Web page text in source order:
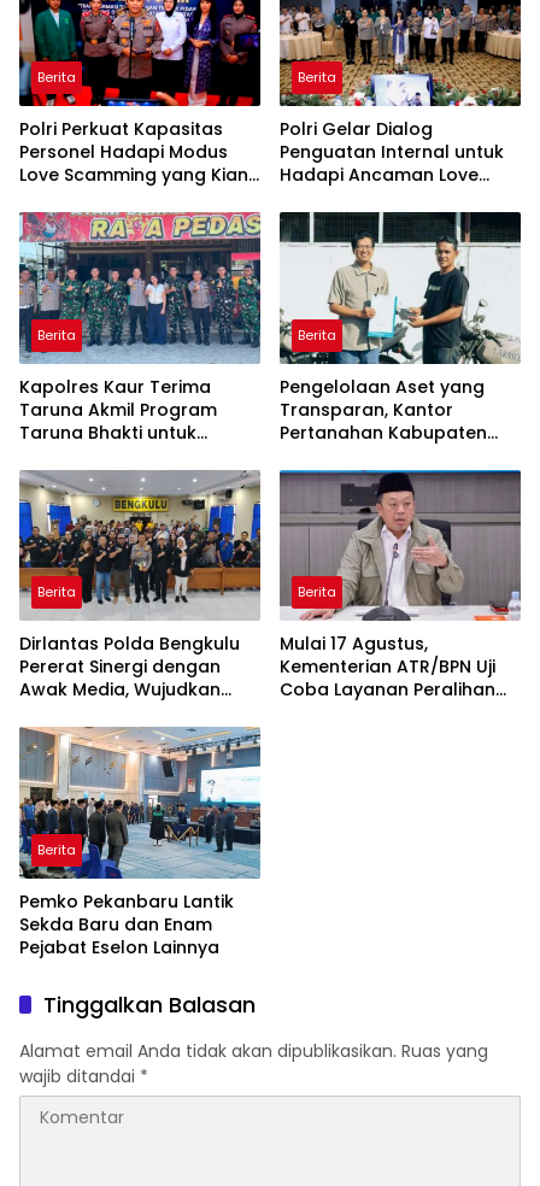
Berita
Polri Perkuat Kapasitas
Personel Hadapi Modus
Love Scamming yang Kian
Berita
Polri Gelar Dialog
Penguatan Internal untuk
Hadapi Ancaman Love
Berita
Kapolres Kaur Terima
Taruna Akmil Program
Taruna Bhakti untuk
Rakyat Kabupaten Kaur
Berita
Pengelolaan Aset yang
Transparan, Kantor
Pertanahan Kabupaten
kepada Pemenang Lelang
Berita
Dirlantas Polda Bengkulu
Pererat Sinergi dengan
Awak Media, Wujudkan
dan Berkualitas
Berita
Mulai 17 Agustus,
Kementerian ATR/BPN Uji
Coba Layanan Peralihan
Berita
Pemko Pekanbaru Lantik
Sekda Baru dan Enam
Pejabat Eselon Lainnya
Tinggalkan Balasan
Alamat email Anda tidak akan dipublikasikan. Ruas yang
wajib ditandai *